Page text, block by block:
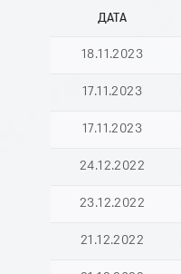
ДАТА
18.11.2023
17.11.2023
17.11.2023
24.12.2022
23.12.2022
21.12.2022